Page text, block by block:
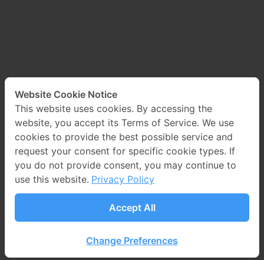
©2024 PROEN Corp Public Company Limited All
1001click.
Website Cookie Notice
This website uses cookies. By accessing the
website, you accept its Terms of Service. We use
cookies to provide the best possible service and
request your consent for specific cookie types. If
you do not provide consent, you may continue to
use this website. Privacy Policy
Accept All
Change Preferences